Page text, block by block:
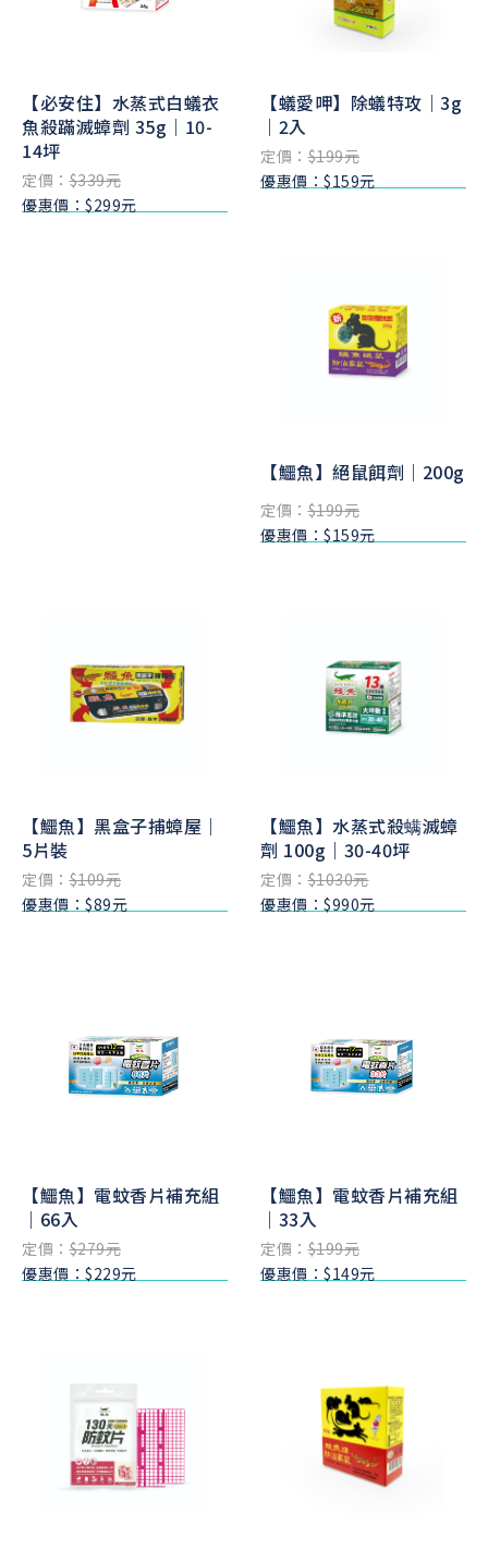
【必安住】水蒸式白蟻衣
魚殺蹣滅蟑劑 35g｜10-
14坪
定價：$339元
優惠價：$299元
【蟻愛呷】除蟻特攻｜3g
｜2入
定價：$199元
優惠價：$159元
【鱷魚】絕鼠餌劑｜200g
定價：$199元
優惠價：$159元
【鱷魚】黑盒子捕蟑屋｜
5片裝
定價：$109元
優惠價：$89元
【鱷魚】水蒸式殺螨滅蟑
劑 100g｜30-40坪
定價：$1030元
優惠價：$990元
【鱷魚】電蚊香片補充組
｜66入
定價：$279元
優惠價：$229元
【鱷魚】電蚊香片補充組
｜33入
定價：$199元
優惠價：$149元